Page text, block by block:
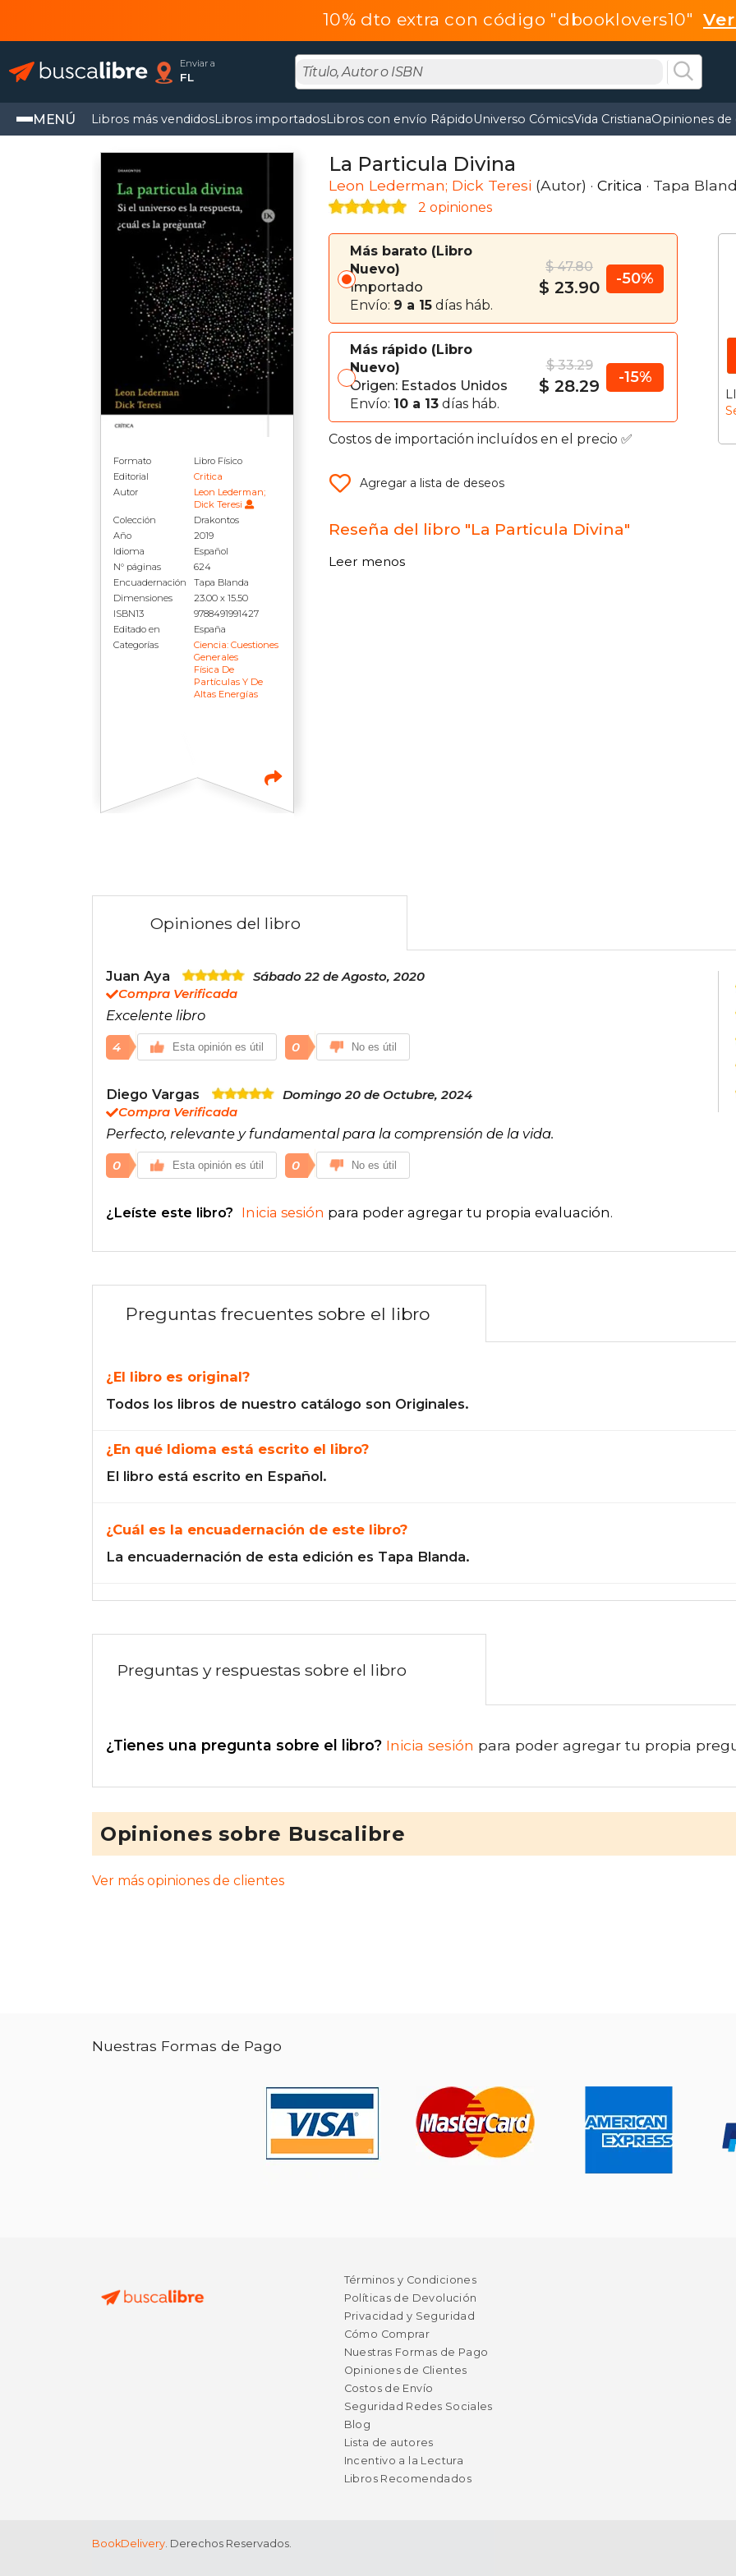
10% dto extra con código "dbooklovers10"
Enviar a
FL
MENÚ Libros más vendidosLibros importadosLibros con envío RápidoUniverso CómicsVida CristianaOpiniones de
Formato
Libro Físico
Editorial
Critica
Autor
Leon Lederman;
Dick Teresi
Colección
Drakontos
Año
2019
Idioma
Español
N° páginas
624
Encuadernación
Tapa Blanda
Dimensiones
23.00 x 15.50
ISBN13
9788491991427
Editado en
España
Categorías
Ciencia: Cuestiones
Generales
Física De
Partículas Y De
Altas Energías
La Particula Divina
Leon Lederman; Dick Teresi (Autor) · Critica · Tapa
2 opiniones
Más barato
Libro
Nuevo
Importado
Envío: 9 a 15 días háb.
$ 47.80
$ 23.90 -50%
Más rápido
Libro
Nuevo
Origen: Estados Unidos
Envío: 10 a 13 días háb.
$ 33.29
$ 28.29 -15%
Costos de importación incluídos en el precio ✅
Agregar a lista de deseos
Reseña del libro "La Particula Divina"
Leer menos
Opiniones del libro
Juan Aya
Sábado 22 de Agosto, 2020
Compra Verificada
Excelente libro
4 Esta opinión es útil 0 No es útil
Diego Vargas
Domingo 20 de Octubre, 2024
Compra Verificada
Perfecto, relevante y fundamental para la comprensión de la vida.
0 Esta opinión es útil 0 No es útil
¿Leíste este libro? Inicia sesión para poder agregar tu propia evaluación.
Preguntas frecuentes sobre el libro
¿El libro es original?
Todos los libros de nuestro catálogo son Originales.
¿En qué Idioma está escrito el libro?
El libro está escrito en Español.
¿Cuál es la encuadernación de este libro?
La encuadernación de esta edición es Tapa Blanda.
Preguntas y respuestas sobre el libro
¿Tienes una pregunta sobre el libro? Inicia sesión para poder agregar tu propia
Opiniones sobre Buscalibre
Ver más opiniones de clientes
Nuestras Formas de Pago
Términos y Condiciones
Políticas de Devolución
Privacidad y Seguridad
Cómo Comprar
Nuestras Formas de Pago
Opiniones de Clientes
Costos de Envío
Seguridad Redes Sociales
Blog
Lista de autores
Incentivo a la Lectura
Libros Recomendados
BookDelivery. Derechos Reservados.